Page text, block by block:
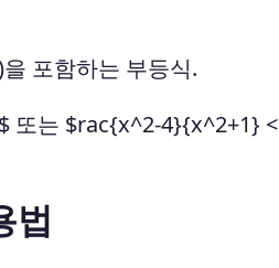
포함하는 부등식.
는 $ rac{x^2-4}{x^2+1}
법